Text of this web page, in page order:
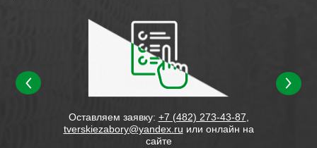
Оставляем заявку: +7 (482) 273-43-87,
tverskiezabory@yandex.ru или онлайн на
сайте